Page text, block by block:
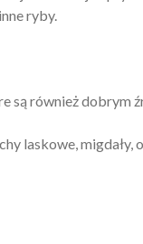
ryby.
są również dobrym
laskowe,